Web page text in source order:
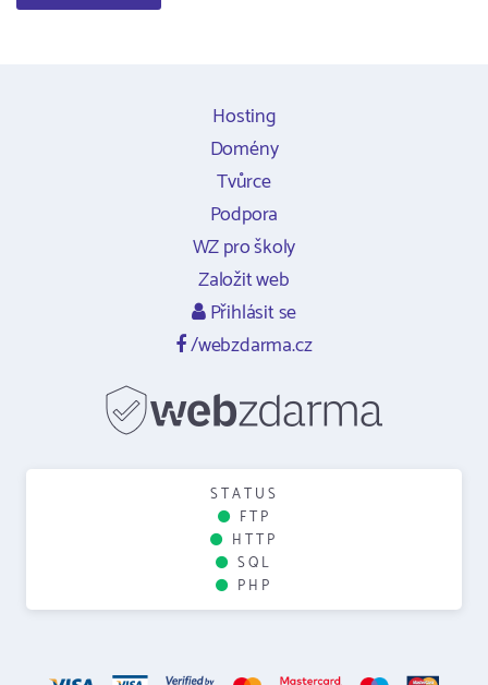
Hosting
Domény
Tvůrce
Podpora
WZ pro školy
Založit web
Přihlásit se
/webzdarma.cz
STATUS
FTP
HTTP
SQL
PHP